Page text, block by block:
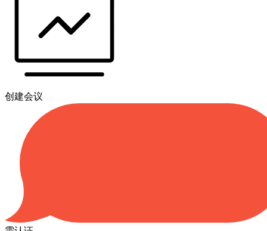
创建会议